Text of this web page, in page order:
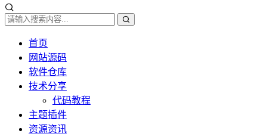
首页
网站源码
软件仓库
技术分享
代码教程
主题插件
资源资讯